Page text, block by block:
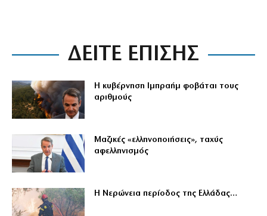
ΔΕΙΤΕ ΕΠΙΣΗΣ
Η κυβέρνηση Ιμπραήμ φοβάται τους
αριθμούς
Μαζικές «ελληνοποιήσεις», ταχύς
αφελληνισμός
Η Νερώνεια περίοδος της Ελλάδας…